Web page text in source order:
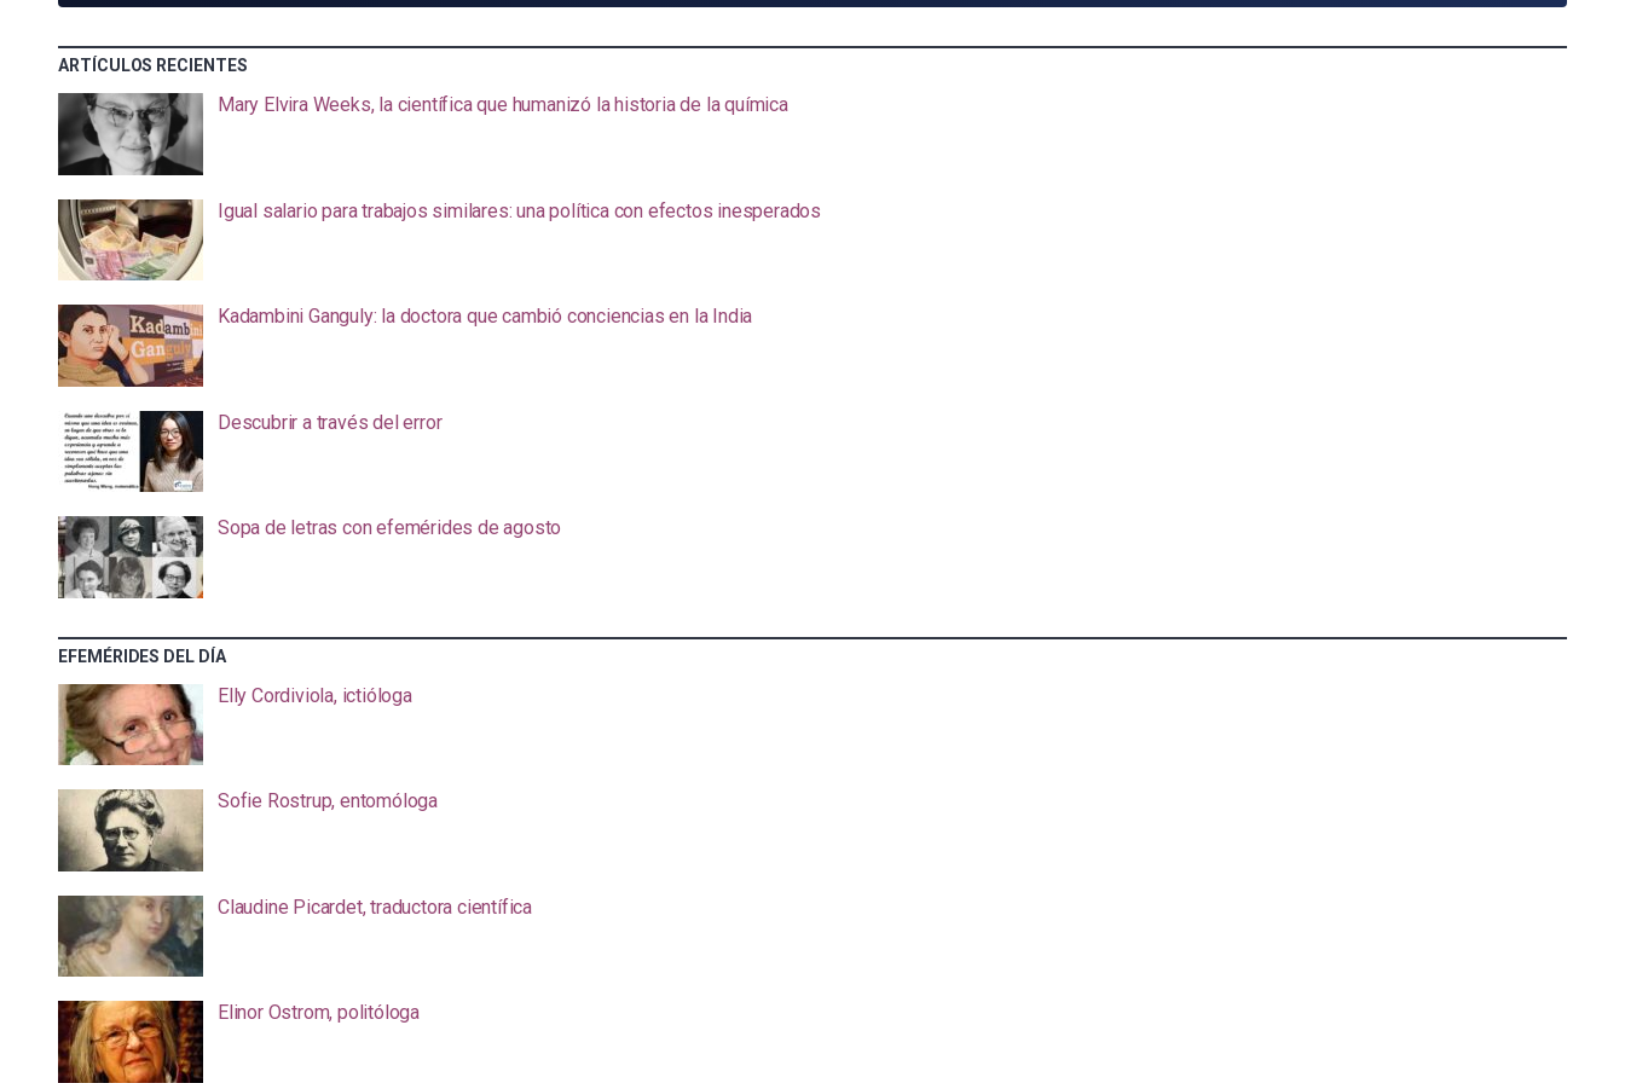
ARTÍCULOS RECIENTES
Mary Elvira Weeks, la científica que humanizó la historia de la química
Igual salario para trabajos similares: una política con efectos inesperados
Kadambini Ganguly: la doctora que cambió conciencias en la India
Descubrir a través del error
Sopa de letras con efemérides de agosto
EFEMÉRIDES DEL DÍA
Elly Cordiviola, ictióloga
Sofie Rostrup, entomóloga
Claudine Picardet, traductora científica
Elinor Ostrom, politóloga